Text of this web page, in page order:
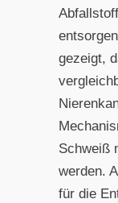
gezeigt,
Schweiß
werden.
für die